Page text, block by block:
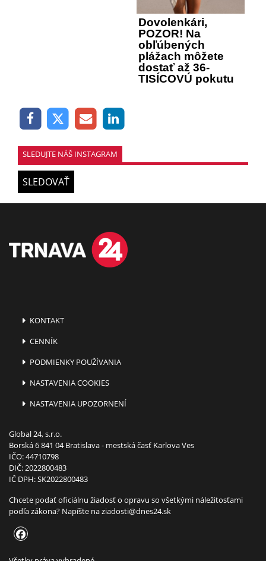
Dovolenkári,
POZOR! Na
obľúbených
plážach môžete
dostať až 36-
TISÍCOVÚ pokutu
SLEDUJTE NÁŠ INSTAGRAM
SLEDOVAŤ
KONTAKT
CENNÍK
PODMIENKY POUŽÍVANIA
NASTAVENIA COOKIES
NASTAVENIA UPOZORNENÍ
Global 24, s.r.o.
Borská 6 841 04 Bratislava - mestská časť Karlova Ves
IČO: 44710798
DIČ: 2022800483
IČ DPH: SK2022800483
Chcete podať oficiálnu žiadosť o opravu so všetkými náležitosťami
podľa zákona? Napíšte naziadosti@dnes24.sk